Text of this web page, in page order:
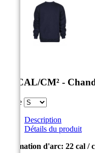
21 CAL/CM² -
Taille
Description
Détails du produit
Estimation d'arc: 22 cal /